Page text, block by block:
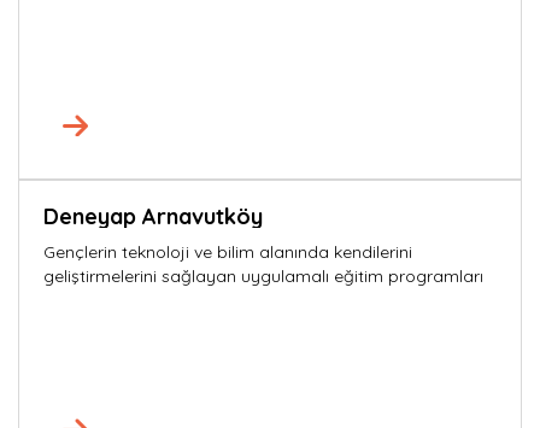
Deneyap Arnavutköy
Gençlerin teknoloji ve bilim alanında kendilerini
geliştirmelerini sağlayan uygulamalı eğitim programları